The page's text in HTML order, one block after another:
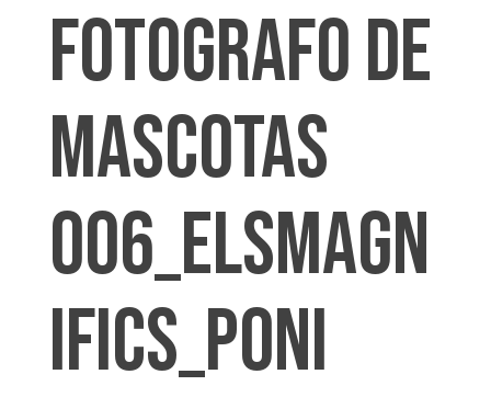
fotografo de
mascotas
006_elsmagn
ifics_poni